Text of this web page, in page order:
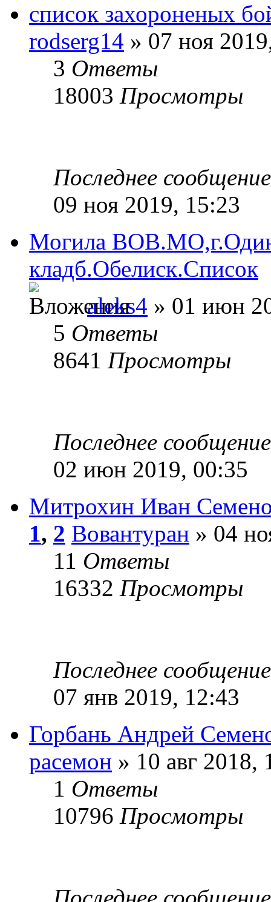
список захороненых
rodserg14 » 07 ноя
3 Ответы
18003 Просмотры
Последнее
09 ноя 2019, 15:23
Могила
кладб.Обелиск.Список
aleks4 » 01 июн
5 Ответы
8641 Просмотры
Последнее
02 июн 2019, 00:35
Митрохин Иван
1, 2 Вовантуран » 04
11 Ответы
16332 Просмотры
Последнее
07 янв 2019, 12:43
Горбань Андрей
расемон » 10 авг 2018,
1 Ответы
10796 Просмотры